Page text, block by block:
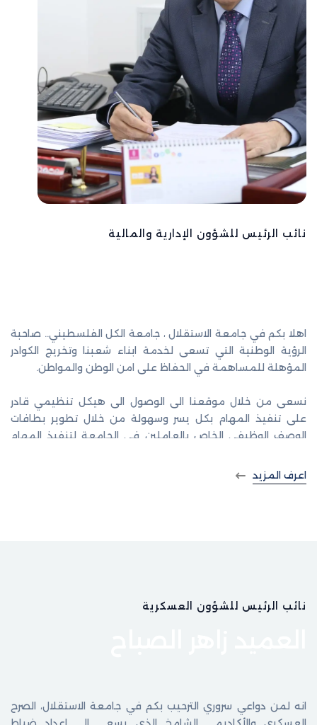
نائب الرئيس للشؤون الإدارية والمالية
اهلا بكم في جامعة الاستقلال ، جامعة الكل الفلسطيني.. صاحبة
الرؤية الوطنية التي تسعى لخدمة ابناء شعبنا وتخريج الكوادر
المؤهلة للمساهمة في الحفاظ على امن الوطن والمواطن.
نسعى من خلال موقعنا الى الوصول الى هيكل تنظيمي قادر
على تنفيذ المهام بكل يسر وسهولة من خلال تطوير بطافات
الوصف الوظيفي الخاص بالعاملين في الجامعة لتنفيذ المهام
خط واضح للصلاحيات المناطة بكل ادارة ، دائرة قسم... الخ.
اعرف المزيد
نائب الرئيس للشؤون العسكرية
انه لمن دواعي سروري الترحيب بكم في جامعة الاستقلال، الصرح